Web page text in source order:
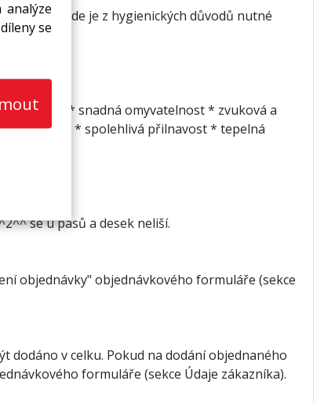
se
kde je z hygienických důvodů nutné
* snadná omyvatelnost * zvuková a
* spolehlivá přilnavost * tepelná
se u pásů a desek neliší.
objednávky" objednávkového formuláře (sekce
dodáno v celku. Pokud na dodání objednaného
formuláře (sekce Údaje zákazníka).